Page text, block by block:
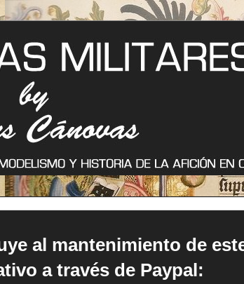
al mantenimiento de
a través de Paypal: